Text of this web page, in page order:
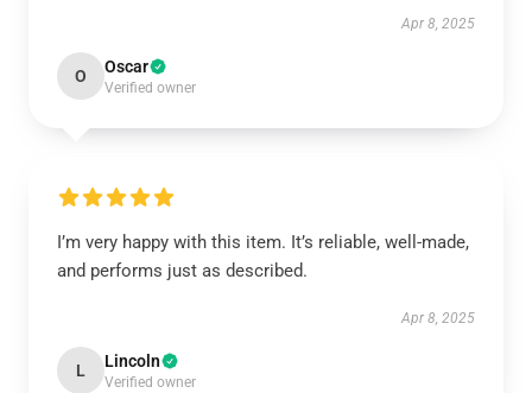
Apr 8, 2025
O Oscar
Verified owner
I’m very happy with this item. It’s reliable, well-made,
and performs just as described.
Apr 8, 2025
L Lincoln
Verified owner